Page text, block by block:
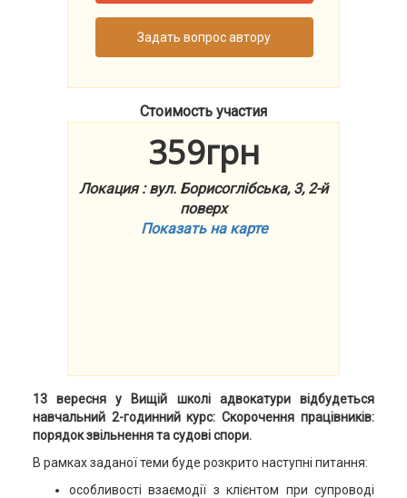
Задать вопрос автору
Стоимость участия
359грн
Локация : вул. Борисоглібська, 3, 2-й
поверх
Показать на карте
13 вересня у Вищій школі адвокатури відбудеться
навчальний 2-годинний курс: Скорочення працівників:
порядок звільнення та судові спори.
В рамках заданої теми буде розкрито наступні питання:
особливості взаємодії з клієнтом при супроводі